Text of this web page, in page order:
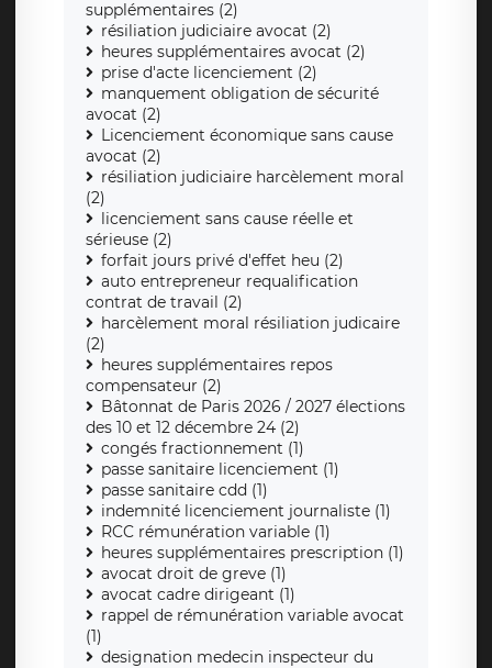
supplémentaires (2)
résiliation judiciaire avocat (2)
heures supplémentaires avocat (2)
prise d'acte licenciement (2)
manquement obligation de sécurité
avocat (2)
Licenciement économique sans cause
avocat (2)
résiliation judiciaire harcèlement moral
(2)
licenciement sans cause réelle et
sérieuse (2)
forfait jours privé d'effet heu (2)
auto entrepreneur requalification
contrat de travail (2)
harcèlement moral résiliation judicaire
(2)
heures supplémentaires repos
compensateur (2)
Bâtonnat de Paris 2026 / 2027 élections
des 10 et 12 décembre 24 (2)
congés fractionnement (1)
passe sanitaire licenciement (1)
passe sanitaire cdd (1)
indemnité licenciement journaliste (1)
RCC rémunération variable (1)
heures supplémentaires prescription (1)
avocat droit de greve (1)
avocat cadre dirigeant (1)
rappel de rémunération variable avocat
(1)
designation medecin inspecteur du